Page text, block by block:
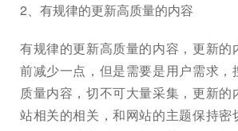
2、有规律的更新高质量的内容
有规律的更新高质量的内容，更新的
前减少一点，但是需要是用户需求，
质量内容，切不可大量采集，更新的
站相关的相关，和网站的主题保持密